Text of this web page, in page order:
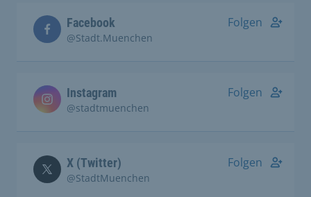
Facebook
@Stadt.Muenchen
Folgen
Instagram
@stadtmuenchen
Folgen
X (Twitter)
@StadtMuenchen
Folgen